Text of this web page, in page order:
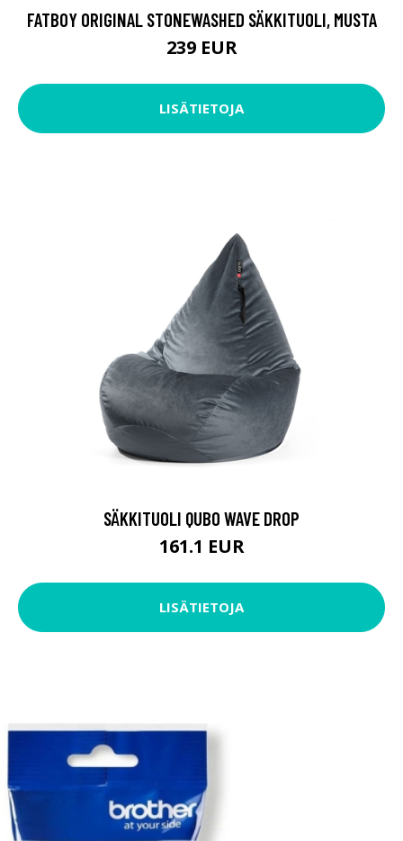
FATBOY ORIGINAL STONEWASHED SÄKKITUOLI, MUSTA
239 EUR
LISÄTIETOJA
SÄKKITUOLI QUBO WAVE DROP
161.1 EUR
LISÄTIETOJA